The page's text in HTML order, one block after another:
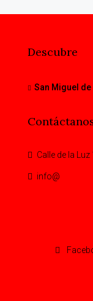
Descubre
San Miguel
Calle de la
info@